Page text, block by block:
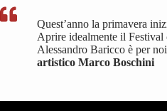
Quest’anno la primavera
Aprire idealmente il Festival
Alessandro Baricco è per
artistico Marco Boschini